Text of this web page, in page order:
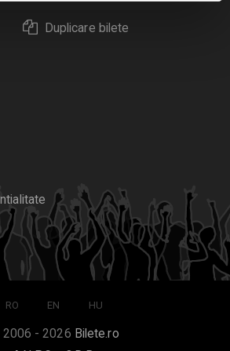
Duplicare bilete
RO EN HU
- 2026 Bilete.ro